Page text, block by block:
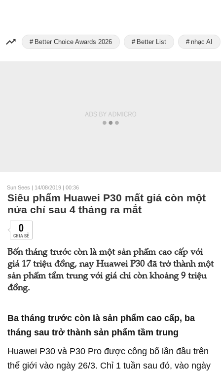
Better Choice Awards 2026 Better List nhạc AI
Sun Sees | 14/08/2019 | 00:36
Siêu phẩm Huawei P30 mất giá còn một
nửa chỉ sau 4 tháng ra mắt
0
CHIA SẺ
Bốn tháng trước còn là một sản phẩm cao cấp với
giá 17 triệu đồng, nay Huawei P30 đã trở thành một
sản phẩm tầm trung với giá chỉ còn khoảng 9 triệu
đồng.
Ba tháng trước còn là sản phẩm cao cấp, ba
tháng sau trở thành sản phẩm tầm trung
Huawei P30 và P30 Pro được công bố lần đầu trên
thế giới vào ngày 26/3. Chỉ 1 tuần sau đó, vào ngày